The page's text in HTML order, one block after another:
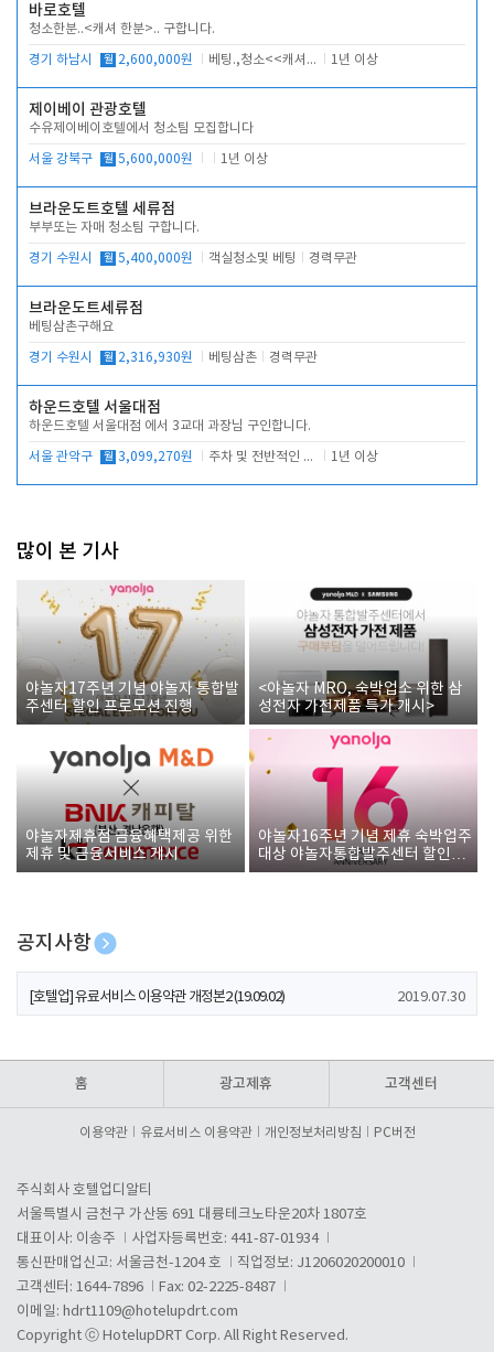
바로호텔
청소한분..<캐셔 한분>.. 구합니다.
경기 하남시 월 2,600,000원 베팅.,청소<<캐셔 모셔봅니다. 1년 이상
제이베이 관광호텔
수유제이베이호텔에서 청소팀 모집합니다
서울 강북구 월 5,600,000원 1년 이상
브라운도트호텔 세류점
부부또는 자매 청소팀 구합니다.
경기 수원시 월 5,400,000원 객실청소및 베팅 경력무관
브라운도트세류점
베팅삼촌구해요
경기 수원시 월 2,316,930원 베팅삼촌 경력무관
하운드호텔 서울대점
하운드호텔 서울대점 에서 3교대 과장님 구인합니다.
서울 관악구 월 3,099,270원 주차 및 전반적인 당번업무 1년 이상
많이 본 기사
야놀자17주년 기념 야놀자 통합발
주센터 할인 프로모션 진행
<야놀자 MRO, 숙박업소 위한 삼
성전자 가전제품 특가 개시>
야놀자제휴점 금융혜택제공 위한
제휴 및 금융서비스 게시
야놀자16주년 기념 제휴 숙박업주
대상 야놀자통합발주센터 할인쿠
폰 증정
공지사항
[호텔업] 개인정보 처리방침 개정본1 (19.09.02)
[호텔업] 유료서비스 이용약관 개정본2 (19.09.02) 2019.07.30
홈 광고제휴 고객센터
이용약관 유료서비스 이용약관 개인정보처리방침 PC버전
주식회사 호텔업디알티
서울특별시 금천구 가산동 691 대륭테크노타운20차 1807호
대표이사: 이송주
사업자등록번호: 441-87-01934
통신판매업신고: 서울금천-1204 호
직업정보: J1206020200010
고객센터: 1644-7896
Fax: 02-2225-8487
이메일: hdrt1109@hotelupdrt.com
Copyright ⓒ HotelupDRT Corp. All Right Reserved.